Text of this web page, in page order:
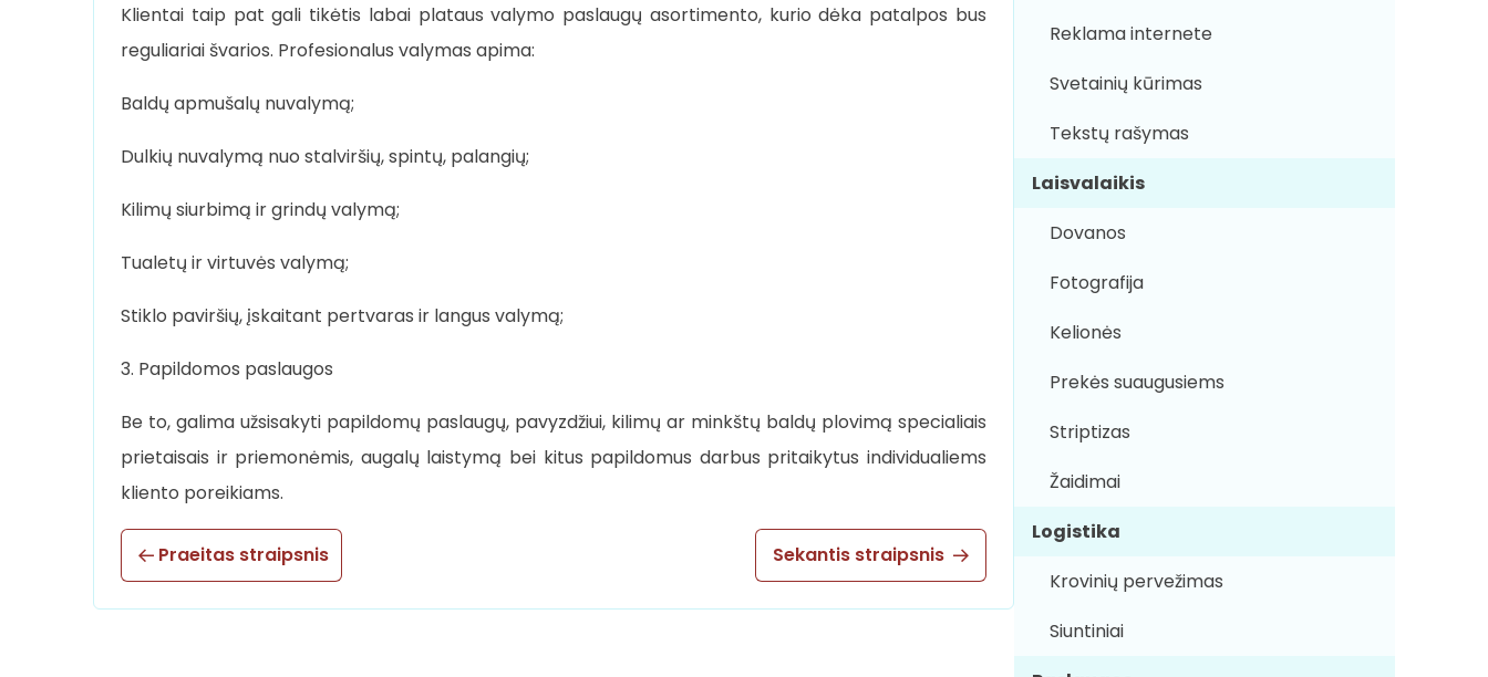
Klientai taip pat gali tikėtis labai plataus valymo paslaugų asortimento, kurio dėka patalpos bus
reguliariai švarios. Profesionalus valymas apima:
Baldų apmušalų nuvalymą;
Dulkių nuvalymą nuo stalviršių, spintų, palangių;
Kilimų siurbimą ir grindų valymą;
Tualetų ir virtuvės valymą;
Stiklo paviršių, įskaitant pertvaras ir langus valymą;
3. Papildomos paslaugos
Be to, galima užsisakyti papildomų paslaugų, pavyzdžiui, kilimų ar minkštų baldų plovimą specialiais
prietaisais ir priemonėmis, augalų laistymą bei kitus papildomus darbus pritaikytus individualiems
kliento poreikiams.
Praeitas straipsnis Sekantis straipsnis
Reklama internete
Svetainių kūrimas
Tekstų rašymas
Laisvalaikis
Dovanos
Fotografija
Kelionės
Prekės suaugusiems
Striptizas
Žaidimai
Logistika
Krovinių pervežimas
Siuntiniai